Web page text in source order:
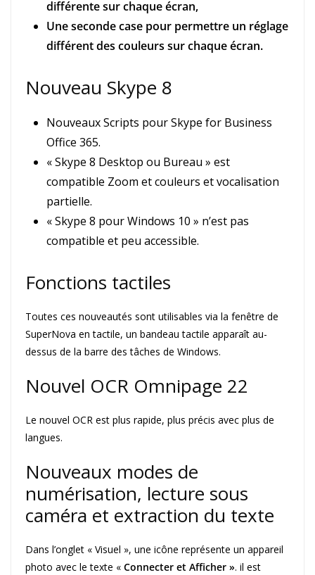
différente sur chaque écran,
Une seconde case pour permettre un réglage
différent des couleurs sur chaque écran.
Nouveau Skype 8
Nouveaux Scripts pour Skype for Business
Office 365.
« Skype 8 Desktop ou Bureau » est
compatible Zoom et couleurs et vocalisation
partielle.
« Skype 8 pour Windows 10 » n’est pas
compatible et peu accessible.
Fonctions tactiles
Toutes ces nouveautés sont utilisables via la fenêtre de
SuperNova en tactile, un bandeau tactile apparaît au-
dessus de la barre des tâches de Windows.
Nouvel OCR Omnipage 22
Le nouvel OCR est plus rapide, plus précis avec plus de
langues.
Nouveaux modes de
numérisation, lecture sous
caméra et extraction du texte
Dans l’onglet « Visuel », une icône représente un appareil
photo avec le texte « Connecter et Afficher ». il est